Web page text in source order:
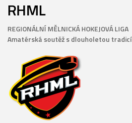
RHML
REGIONÁLNÍ MĚLNICKÁ HOKEJOVÁ LIGA
Amatérská soutěž s dlouholetou tradicí